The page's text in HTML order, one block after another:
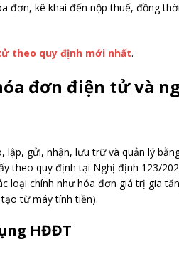
đơn, kê khai đến nộp thuế, đồng
theo quy định mới nhất.
đơn điện tử và
gửi, nhận, lưu trữ và quản lý
theo quy định tại Nghị định 123/
loại chính như hóa đơn giá trị gia
từ máy tính tiền).
HĐĐT